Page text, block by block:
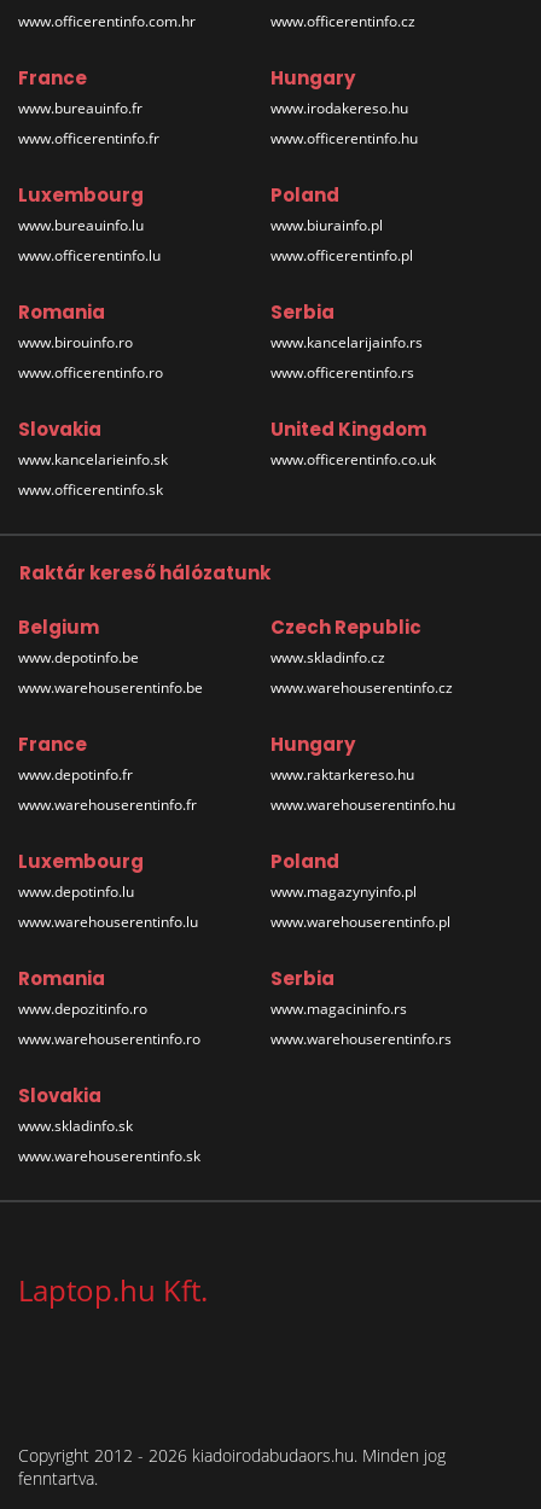
www.officerentinfo.com.hr
www.officerentinfo.cz
France
www.bureauinfo.fr
www.officerentinfo.fr
Hungary
www.irodakereso.hu
www.officerentinfo.hu
Luxembourg
www.bureauinfo.lu
www.officerentinfo.lu
Poland
www.biurainfo.pl
www.officerentinfo.pl
Romania
www.birouinfo.ro
www.officerentinfo.ro
Serbia
www.kancelarijainfo.rs
www.officerentinfo.rs
Slovakia
www.kancelarieinfo.sk
www.officerentinfo.sk
United Kingdom
www.officerentinfo.co.uk
Raktár kereső hálózatunk
Belgium
www.depotinfo.be
www.warehouserentinfo.be
Czech Republic
www.skladinfo.cz
www.warehouserentinfo.cz
France
www.depotinfo.fr
www.warehouserentinfo.fr
Hungary
www.raktarkereso.hu
www.warehouserentinfo.hu
Luxembourg
www.depotinfo.lu
www.warehouserentinfo.lu
Poland
www.magazynyinfo.pl
www.warehouserentinfo.pl
Romania
www.depozitinfo.ro
www.warehouserentinfo.ro
Serbia
www.magacininfo.rs
www.warehouserentinfo.rs
Slovakia
www.skladinfo.sk
www.warehouserentinfo.sk
Laptop.hu Kft.
Copyright 2012 - 2026 kiadoirodabudaors.hu. Minden jog
fenntartva.